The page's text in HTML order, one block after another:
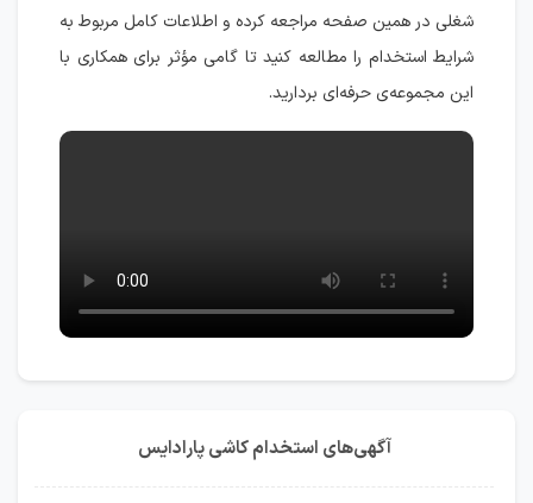
شغلی در همین صفحه مراجعه کرده و اطلاعات کامل مربوط به
شرایط استخدام را مطالعه کنید تا گامی مؤثر برای همکاری با
این مجموعه‌ی حرفه‌ای بردارید.
آگهی‌های استخدام کاشی پارادایس